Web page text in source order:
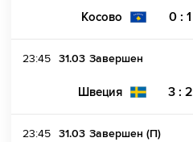
Косово 0 : 1
23:45 31.03 Завершен
Швеция 3 : 2
23:45 31.03 Завершен (П)